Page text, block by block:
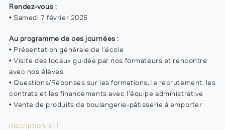
Rendez-vous :
• Samedi 7 février 2026
Au programme de ces journées :
• Présentation générale de l’école
• Visite des locaux guidée par nos formateurs et rencontre
avec nos élèves
• Questions/Réponses sur les formations, le recrutement, les
contrats et les financements avec l’équipe administrative
• Vente de produits de boulangerie-pâtisserie à emporter
Inscription ici !